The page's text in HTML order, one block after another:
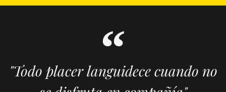
"Todo placer languidece cuando no